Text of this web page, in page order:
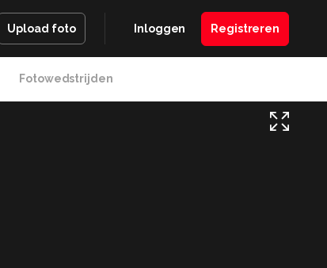
Upload foto Inloggen Registreren
Fotowedstrijden